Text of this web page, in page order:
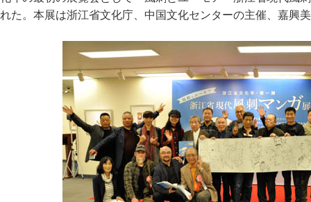
れた。本展は浙江省文化庁、中国文化センターの主催、嘉興